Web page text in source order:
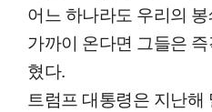
어느 하나라도 우리의
가까이 온다면 그들은
혔다.
트럼프 대통령은 지난해